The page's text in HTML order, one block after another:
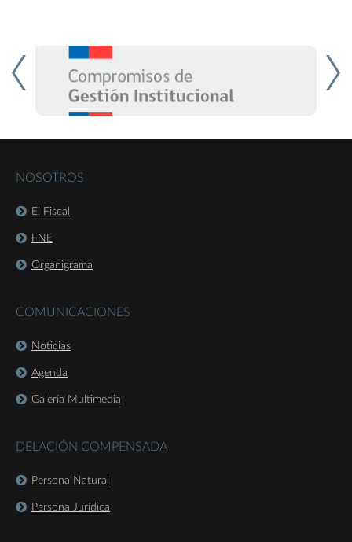
NOSOTROS
El Fiscal
FNE
Organigrama
COMUNICACIONES
Noticias
Agenda
Galería Multimedia
DELACIÓN COMPENSADA
Persona Natural
Persona Jurídica